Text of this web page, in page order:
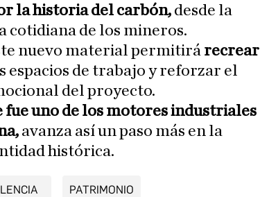
la historia del carbón, desde la
cotidiana de los mineros.
nuevo material permitirá recrear
espacios de trabajo y reforzar el
del proyecto.
fue uno de los motores industriales
avanza así un paso más en la
histórica.
PATRIMONIO